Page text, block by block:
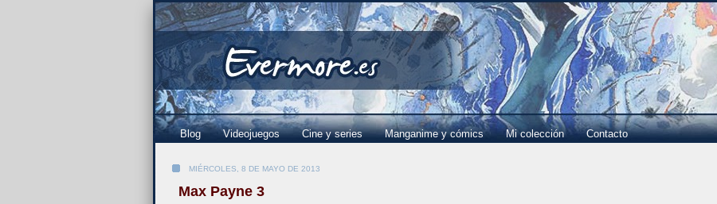
Blog Videojuegos Cine y series Manganime y cómics Mi colección Contacto
MIÉRCOLES, 8 DE MAYO DE 2013
Max Payne 3